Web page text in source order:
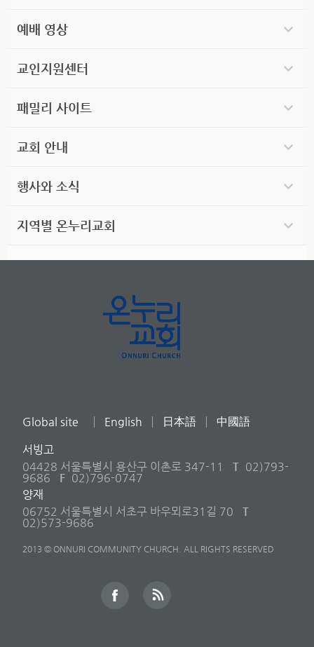
예배 영상
교인지원센터
패밀리 사이트
교회 안내
행사와 소식
지역별 온누리교회
Global site English 日本語 中國語
서빙고
04428 서울특별시 용산구 이촌로 347-11
T 02)793-
9686
F 02)796-0747
양재
06752 서울특별시 서초구 바우뫼로31길 70
T
02)573-9686
2013 © ONNURI COMMUNITY CHURCH. ALL RIGHTS RESERVED